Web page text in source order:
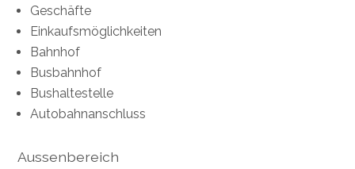
Geschäfte
Einkaufsmöglichkeiten
Bahnhof
Busbahnhof
Bushaltestelle
Autobahnanschluss
Aussenbereich